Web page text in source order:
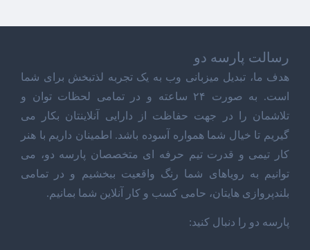
رسالت پارسه دو
هدف ما، تبدیل میزبانی وب به یک تجربه لذتبخش برای شما
است. به صورت ۲۴ ساعته و در تمامی لحظات توان و
تلاشمان را در جهت حفاظت از دارایی آنلاینتان بکار می
گیریم تا خیال شما همواره آسوده باشد. اطمینان داریم با هنر
کار تیمی و قدرت تیم حرفه ای متخصصان پارسه دو، می
توانیم به رویاهای شما رنگ واقعیت ببخشیم و در تمامی
بلندپروازی هایتان، حامی کسب و کار آنلاین شما بمانیم.
پارسه دو را دنبال کنید: